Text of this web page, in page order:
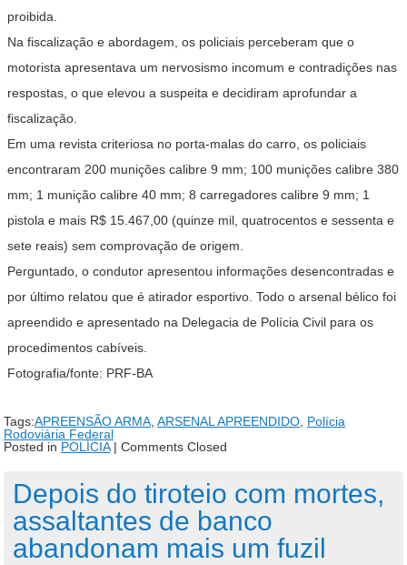
proibida.
Na fiscalização e abordagem, os policiais perceberam que o
motorista apresentava um nervosismo incomum e contradições nas
respostas, o que elevou a suspeita e decidiram aprofundar a
fiscalização.
Em uma revista criteriosa no porta-malas do carro, os policiais
encontraram 200 munições calibre 9 mm; 100 munições calibre 380
mm; 1 munição calibre 40 mm; 8 carregadores calibre 9 mm; 1
pistola e mais R$ 15.467,00 (quinze mil, quatrocentos e sessenta e
sete reais) sem comprovação de origem.
Perguntado, o condutor apresentou informações desencontradas e
por último relatou que é atirador esportivo. Todo o arsenal bélico foi
apreendido e apresentado na Delegacia de Polícia Civil para os
procedimentos cabíveis.
Fotografia/fonte: PRF-BA
Tags:APREENSÃO ARMA, ARSENAL APREENDIDO, Polícia
Rodoviária Federal
Posted in POLÍCIA| Comments Closed
Depois do tiroteio com mortes,
assaltantes de banco
abandonam mais um fuzil